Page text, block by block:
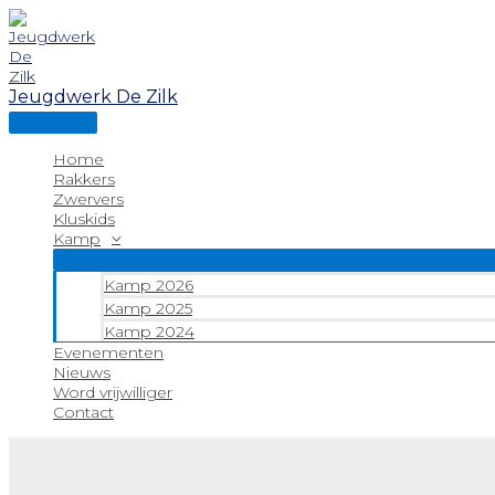
Ga
naar
de
inhoud
Jeugdwerk De Zilk
Home
Rakkers
Zwervers
Kluskids
Kamp
Kamp 2026
Kamp 2025
Kamp 2024
Evenementen
Nieuws
Word vrijwilliger
Contact